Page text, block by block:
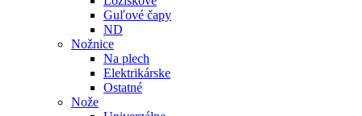
Guľové čapy
ND
Nožnice
Na plech
Elektrikárske
Ostatné
Nože